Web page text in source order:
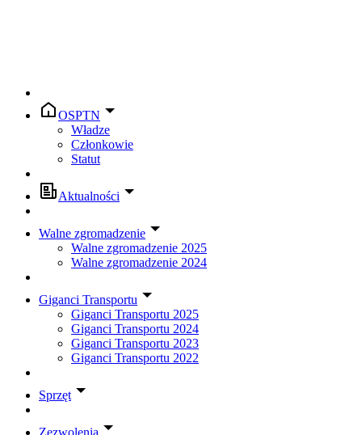
OSPTN
Władze
Członkowie
Statut
Aktualności
Walne zgromadzenie
Walne zgromadzenie 2025
Walne zgromadzenie 2024
Giganci Transportu
Giganci Transportu 2025
Giganci Transportu 2024
Giganci Transportu 2023
Giganci Transportu 2022
Sprzęt
Zezwolenia